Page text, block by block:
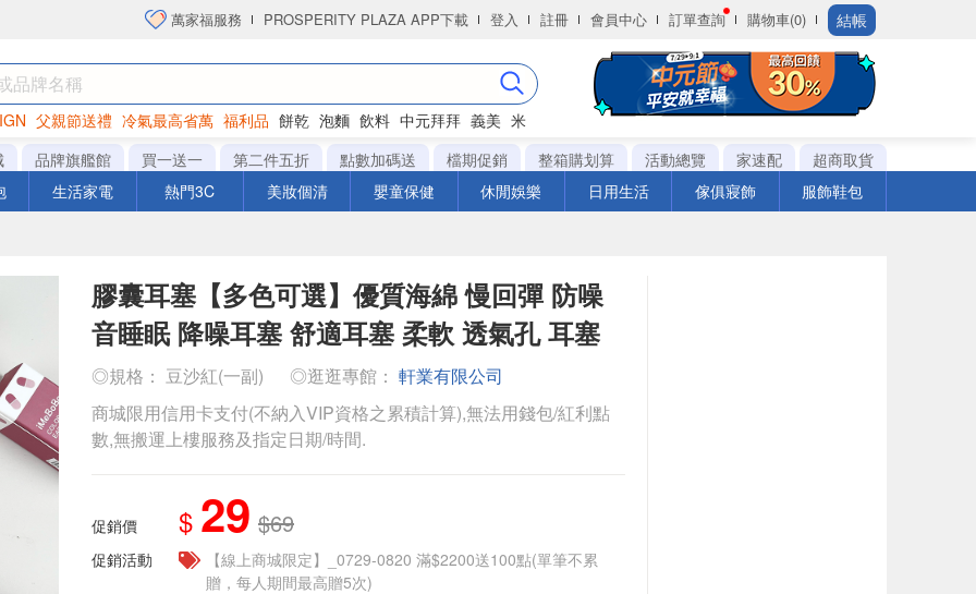
萬家福服務 PROSPERITY PLAZA APP下載 登入 註冊 會員中心 訂單查詢 購物車(0) 結帳
父親節送禮 冷氣最高省萬 福利品 餅乾 泡麵 飲料 中元拜拜 義美 米
衛生紙
品牌旗艦館 買一送一 第二件五折 點數加碼送 檔期促銷 整箱購划算 活動總覽 家速配
超商取貨
生活家電 熱門3C 美妝個清 嬰童保健 休閒娛樂 日用生活 傢俱寢飾 服飾鞋包
膠囊耳塞【多色可選】優質海綿 慢回彈 防噪
音睡眠 降噪耳塞 舒適耳塞 柔軟 透氣孔 耳塞
◎規格： 豆沙紅(一副) ◎逛逛專館： 軒業有限公司
商城限用信用卡支付(不納入VIP資格之累積計算),無法用錢包/紅利點
數,無搬運上樓服務及指定日期/時間.
促銷價 $ 29 $69
促銷活動
【線上商城限定】_0729-0820 滿$2200送100點(單筆不累
贈，每人期間最高贈5次)